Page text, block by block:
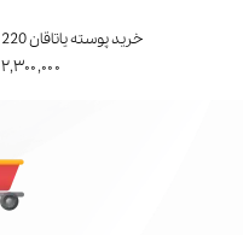
خرید پوسته یاتاقان UCP 220 | استعلام قیمت
۲,۳۰۰,۰۰۰ تومان